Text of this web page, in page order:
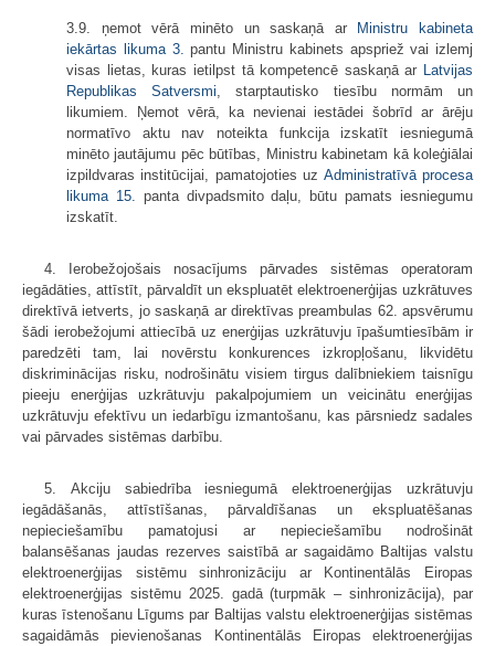
3.9. ņemot vērā minēto un saskaņā ar
Ministru kabineta
iekārtas likuma 3. pantu Ministru kabinets apspriež vai izlemj
visas lietas, kuras ietilpst tā kompetencē saskaņā ar
Latvijas
Republikas Satversmi , starptautisko tiesību normām un
likumiem. Ņemot vērā, ka nevienai iestādei šobrīd ar ārēju
normatīvo aktu nav noteikta funkcija izskatīt iesniegumā
minēto jautājumu pēc būtības, Ministru kabinetam kā koleģiālai
izpildvaras institūcijai, pamatojoties uz Administratīvā procesa
likuma 15.
panta divpadsmito daļu, būtu pamats iesniegumu
izskatīt.
4. Ierobežojošais nosacījums pārvades sistēmas operatoram
iegādāties, attīstīt, pārvaldīt un ekspluatēt elektroenerģijas uzkrātuves
direktīvā ietverts, jo saskaņā ar direktīvas preambulas 62. apsvērumu
šādi ierobežojumi attiecībā uz enerģijas uzkrātuvju īpašumtiesībām ir
paredzēti tam, lai novērstu konkurences izkropļošanu, likvidētu
diskriminācijas risku, nodrošinātu visiem tirgus dalībniekiem taisnīgu
pieeju enerģijas uzkrātuvju pakalpojumiem un veicinātu enerģijas
uzkrātuvju efektīvu un iedarbīgu izmantošanu, kas pārsniedz sadales
vai pārvades sistēmas darbību.
5. Akciju sabiedrība iesniegumā elektroenerģijas uzkrātuvju
iegādāšanās, attīstīšanas, pārvaldīšanas un ekspluatēšanas
nepieciešamību pamatojusi ar nepieciešamību nodrošināt
balansēšanas jaudas rezerves saistībā ar sagaidāmo Baltijas valstu
elektroenerģijas sistēmu sinhronizāciju ar Kontinentālās Eiropas
elektroenerģijas sistēmu 2025. gadā (turpmāk – sinhronizācija), par
kuras īstenošanu Līgums par Baltijas valstu elektroenerģijas sistēmas
sagaidāmās pievienošanas Kontinentālās Eiropas elektroenerģijas